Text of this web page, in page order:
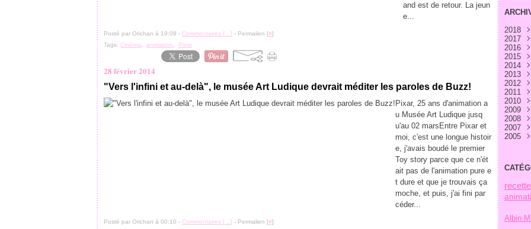
and est de retour. La jeun
e...
Posté par Orichan à 19:08 - Commentaires [ ] - Permalien [#]
Tags: Cinéma animation Pixar
28 février 2014
"Vers l'infini et au-delà", le musée Art Ludique devrait méditer les paroles de Buzz!
Pixar, 25 ans d'animation a
u Musée Art Ludique jusq
u'au 02 marsEntre Pixar et
moi, c'est une longue histoir
e, j'avais boudé le premier
Toy story parce que ce n'ét
ait pas de l'animation pure e
t dure et que je trouvais ça
moche, et puis, j'ai fini par
céder...
Posté par Orichan à 00:10 - Commentaires [ ] - Permalien [#]
2018
Avril
2017
Août
Juin
Mai
Avril
Mars
2016
Août
Juin
Mai
Avril
Mars
2015
Août
Juin
Mai
Avril
2014
Août
Juin
Mai
2013
Août
Juin
2012
Août
Avril
2011
Août
Mai
Avril
Mars
2010
Juin
Mai
Avril
2009
Juin
Mai
Avril
2008
Juin
Mai
Avril
2007
2005
Albin